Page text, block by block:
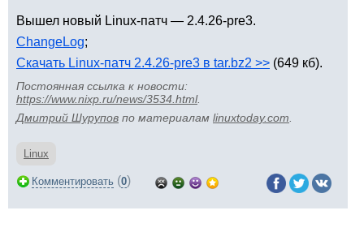
Вышел новый Linux-патч — 2.4.26-pre3.
ChangeLog;
Скачать Linux-патч 2.4.26-pre3 в tar.bz2 >> (649 кб).
Постоянная ссылка к новости:
https://www.nixp.ru/news/3534.html.
Дмитрий Шурупов по материалам linuxtoday.com
Linux
Комментировать (0)